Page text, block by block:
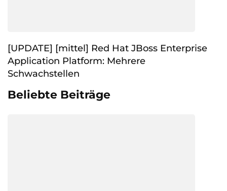
[UPDATE] [mittel] Red Hat JBoss Enterprise
Application Platform: Mehrere
Schwachstellen
Beliebte Beiträge